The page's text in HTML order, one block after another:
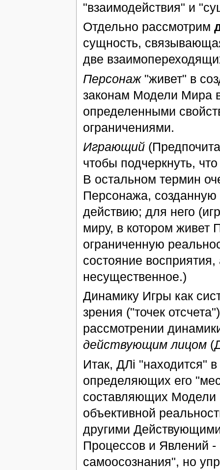
"взаимодействия" и
Отдельно рассмотрим
сущность,
две
Персонаж"живет" в
законам Модели Мира
определенными
ограничениями.
Играющий
чтобы подчеркнуть,
В остальном термин
Персонажа,
действию; для него
миру, в котором живет
ограниченную
состояние
несущественное.)
Динамику Игры как
зрения ("точек
рассмотрении
действующим лицом
Итак, ДЛi "находится"
определяющих его
составляющих
объективной
другими
Процессов и Явлений
самоосознания", но